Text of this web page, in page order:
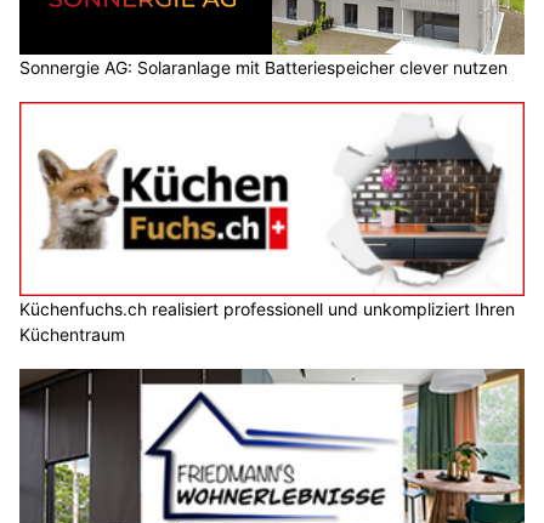
Sonnergie AG: Solaranlage mit Batteriespeicher clever nutzen
Küchenfuchs.ch realisiert professionell und unkompliziert Ihren
Küchentraum